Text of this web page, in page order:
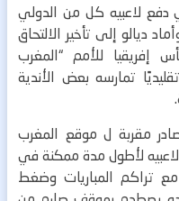
دفع لاعبيه كل من الدولي
ديالو إلى تأخير الالتحاق
إفريقيا للأمم “المغرب
تمارسه بعض الأندية
مقربة ل موقع المغرب
لأطول مدة ممكنة في
تراكم المباريات وضغط